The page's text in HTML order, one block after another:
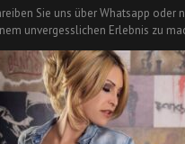
Sie uns über Whatsapp oder
unvergesslichen Erlebnis zu